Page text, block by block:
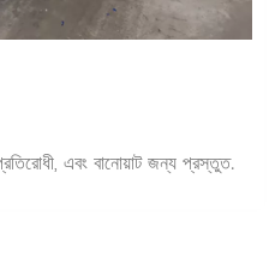
এবং বানোয়াট জন্য প্রস্তুত.